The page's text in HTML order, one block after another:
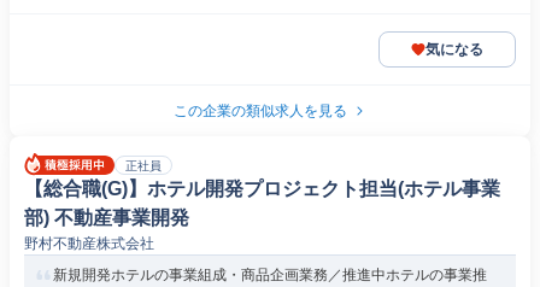
気になる
この企業の類似求人を見る
正社員
【総合職(G)】ホテル開発プロジェクト担当(ホテル事業
部) 不動産事業開発
野村不動産株式会社
新規開発ホテルの事業組成・商品企画業務／推進中ホテルの事業推